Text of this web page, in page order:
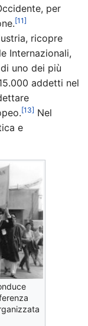
per
[11]
ricopre
Internazionali,
uno dei più
addetti nel
[13] Nel
e